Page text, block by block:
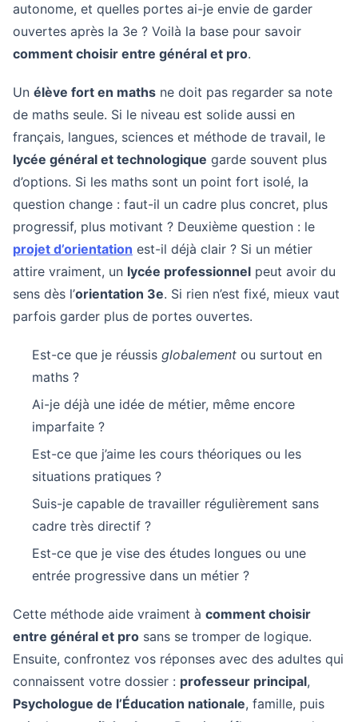
autonome, et quelles portes ai-je envie de garder
ouvertes après la 3e ? Voilà la base pour savoir
comment choisir entre général et pro.
Un élève fort en maths ne doit pas regarder sa note
de maths seule. Si le niveau est solide aussi en
français, langues, sciences et méthode de travail, le
lycée général et technologique garde souvent plus
d’options. Si les maths sont un point fort isolé, la
question change : faut-il un cadre plus concret, plus
progressif, plus motivant ? Deuxième question : le
projet d’orientation est-il déjà clair ? Si un métier
attire vraiment, un lycée professionnel peut avoir du
sens dès l’orientation 3e. Si rien n’est fixé, mieux vaut
parfois garder plus de portes ouvertes.
Est-ce que je réussis globalement ou surtout en
maths ?
Ai-je déjà une idée de métier, même encore
imparfaite ?
Est-ce que j’aime les cours théoriques ou les
situations pratiques ?
Suis-je capable de travailler régulièrement sans
cadre très directif ?
Est-ce que je vise des études longues ou une
entrée progressive dans un métier ?
Cette méthode aide vraiment à comment choisir
entre général et pro sans se tromper de logique.
Ensuite, confrontez vos réponses avec des adultes qui
connaissent votre dossier : professeur principal,
Psychologue de l’Éducation nationale, famille, puis